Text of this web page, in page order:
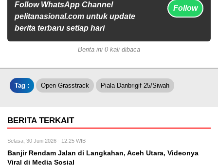
Follow WhatsApp Channel
pelitanasional.com untuk update
berita terbaru setiap hari
Follow
Berita ini 0 kali dibaca
Tag : Open Grasstrack Piala Danbrigif 25/Siwah
BERITA TERKAIT
Selasa, 30 Juni 2026 - 12:25 WIB
Banjir Rendam Jalan di Langkahan, Aceh Utara, Videonya
Viral di Media Sosial